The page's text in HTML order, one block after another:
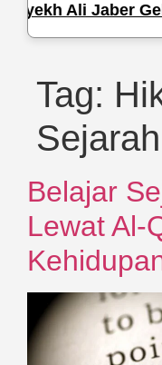
Syekh Ali Jaber
Tag:
Sejarah
Belajar
Lewat Al-